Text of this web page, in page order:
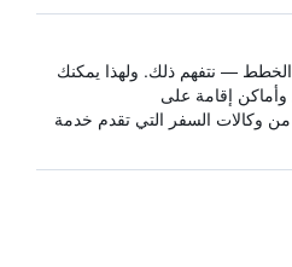
الخطط — نتفهم ذلك. ولهذا يمكنك
إقامة على
HotelsCombined من وكالات السفر التي تقدم خدمة